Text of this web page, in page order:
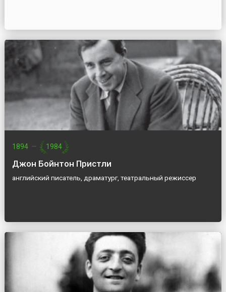
1894 — 1984
Джон Бойнтон Пристли
английский писатель, драматург, театральный режиссер